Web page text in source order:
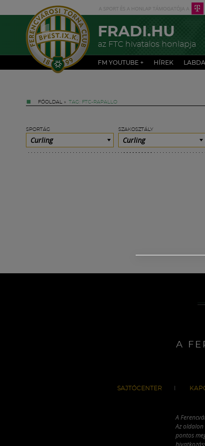
FRADI.HU
az FTC hivatalos honlapja
FM YOUTUBE + HÍREK
FŐOLDAL » TAG: FTC-RAPALLO
SPORTÁG
Curling
SZAKOSZTÁLY
Curling
A
SAJTÓCENTER
A
Az
pontos